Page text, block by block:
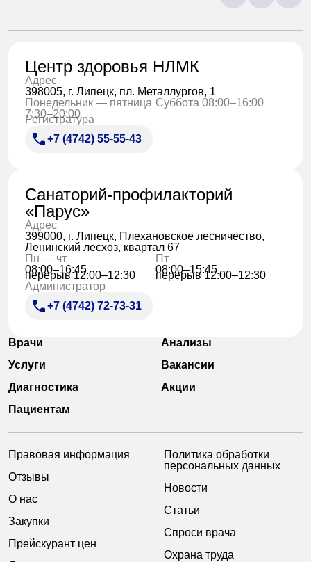
Центр здоровья НЛМК
Адрес
398005, г. Липецк, пл. Металлургов, 1
Понедельник — пятница
7:30–20:00
Суббота 08:00–16:00
Регистратура
+7 (4742) 55-55-43
Санаторий-профилакторий
«Парус»
Адрес
399000, г. Липецк, Плехановское лесничество,
Ленинский лесхоз, квартал 67
Пн — чт
08:00–16:45
перерыв 12:00–12:30
Пт
08:00–15:45
перерыв 12:00–12:30
Администратор
+7 (4742) 72-73-31
Врачи
Анализы
Услуги
Вакансии
Диагностика
Акции
Пациентам
Правовая информация
Отзывы
О нас
Закупки
Прейскурант цен
Политика обработки
персональных данных
Новости
Статьи
Спроси врача
Охрана труда